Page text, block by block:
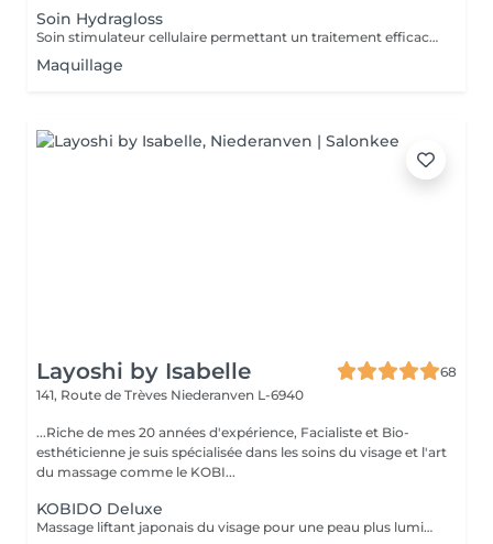
Soin Hydragloss
Soin stimulateur cellulaire permettant un traitement efficace contre les ridules. Il soigne, hydrate, re-pulpe et rajeuni les lèvres
Maquillage
Layoshi by Isabelle
68
141, Route de Trèves Niederanven L-6940
...Riche de mes 20 années d'expérience, Facialiste et Bio-
esthéticienne je suis spécialisée dans les soins du visage et l'art
du massage comme le KOBI...
KOBIDO Deluxe
Massage liftant japonais du visage pour une peau plus lumineuse et repulpée, sublimée par l'utilisation d'ustensiles comme le gua-sha, le ridoki, ou encore les ventouses etc...dans le seul but d'optimiser les résultats. Un gommage ou un masque sous LED (en fonction de vos besoins) boosteront les effets du soin pour un visage rayonnant! Les bienfaits du kobido sont appréciables dès la première séance. Les muscles faciaux pétris en profondeur, se tonifient, les cernes et les rides s'amenuisent, l'ovale du visage se raffermit, soulignant des angles plus harmonieux. La peau régénérée apparaît comme défroissée, retapissée. Un drainage en dernière phase contribue à éliminer les toxines et à assainir la peau. Un véritable effet tenseur est ressenti à l'issue du soin pour des traits rehaussés à souhait. L'éventuelle brume de fatigue s'évapore pour faire place à un joli grain de peau qui respire la santé. Le teint s'illumine, un coup de jeune bluffant s'affiche sur une mine radieuse. !!! Pour un résultat plus durable, ce soin est conseillé en cure !!! Demandez conseil à votre esthéticienne.